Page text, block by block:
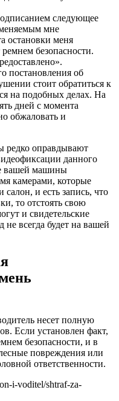
следующее
мне
остановки меня
безопасности.
постановления об
стоит обратиться к
на подобных делах. На
дней с момента
обжаловать и
редко оправдывают
данного
вашей машины
камерами, которые
и есть запись, что
то отстоять свою
и свидетельские
не всегда будет на вашей
несет полную
Если установлен факт,
безопасности, и в
повреждения или
ответственности.
i-voditel/shtraf-za-